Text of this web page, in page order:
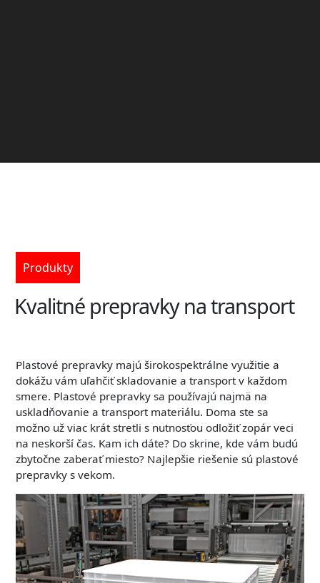
Produkty
Kvalitné prepravky na transport
Plastové prepravky majú širokospektrálne využitie a
dokážu vám uľahčiť skladovanie a transport v každom
smere. Plastové prepravky sa používajú najmä na
uskladňovanie a transport materiálu. Doma ste sa
možno už viac krát stretli s nutnosťou odložiť zopár veci
na neskorší čas. Kam ich dáte? Do skrine, kde vám budú
zbytočne zaberať miesto? Najlepšie riešenie sú plastové
prepravky s vekom.